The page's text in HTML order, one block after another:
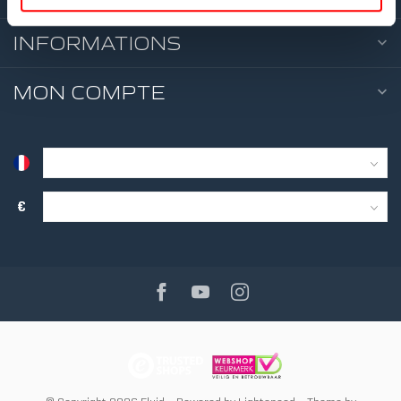
4 NIVEAUX
INFORMATIONS
MON COMPTE
€